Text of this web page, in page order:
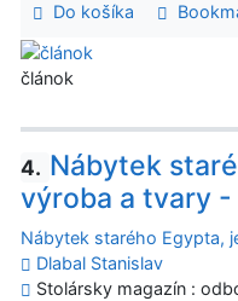
Do košíka
článok
4. Nábytek
výroba a tvary -
Nábytek starého Egypta,
Dlabal Stanislav
Stolársky magazín :